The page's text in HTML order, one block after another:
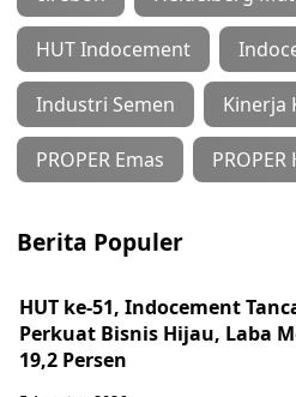
HUT Indocement
Industri Semen Kinerja
PROPER Emas PROPER
Berita Populer
HUT ke-51, Indocement
Perkuat Bisnis Hijau, Laba
19,2 Persen